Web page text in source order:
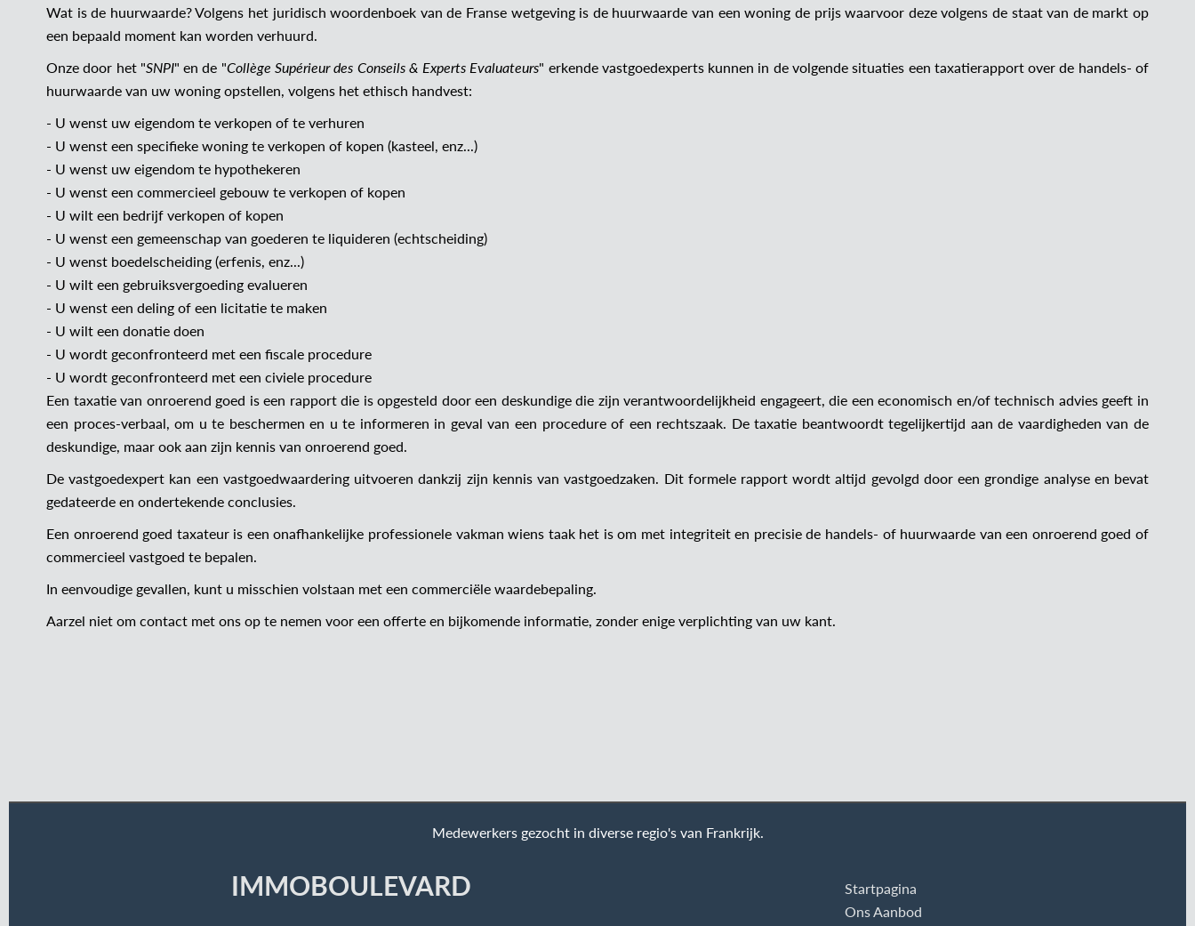
Wat is de huurwaarde? Volgens het juridisch woordenboek van de Franse wetgeving is de huurwaarde van een woning de prijs waarvoor deze volgens de staat van de markt op
een bepaald moment kan worden verhuurd.
Onze door het "SNPI" en de "Collège Supérieur des Conseils & Experts Evaluateurs" erkende vastgoedexperts kunnen in de volgende situaties een taxatierapport over de handels- of
huurwaarde van uw woning opstellen, volgens het ethisch handvest:
- U wenst uw eigendom te verkopen of te verhuren
- U wenst een specifieke woning te verkopen of kopen (kasteel, enz...)
- U wenst uw eigendom te hypothekeren
- U wenst een commercieel gebouw te verkopen of kopen
- U wilt een bedrijf verkopen of kopen
- U wenst een gemeenschap van goederen te liquideren (echtscheiding)
- U wenst boedelscheiding (erfenis, enz...)
- U wilt een gebruiksvergoeding evalueren
- U wenst een deling of een licitatie te maken
- U wilt een donatie doen
- U wordt geconfronteerd met een fiscale procedure
- U wordt geconfronteerd met een civiele procedure
Een taxatie van onroerend goed is een rapport die is opgesteld door een deskundige die zijn verantwoordelijkheid engageert, die een economisch en/of technisch advies geeft in
een proces-verbaal, om u te beschermen en u te informeren in geval van een procedure of een rechtszaak. De taxatie beantwoordt tegelijkertijd aan de vaardigheden van de
deskundige, maar ook aan zijn kennis van onroerend goed.
De vastgoedexpert kan een vastgoedwaardering uitvoeren dankzij zijn kennis van vastgoedzaken. Dit formele rapport wordt altijd gevolgd door een grondige analyse en bevat
gedateerde en ondertekende conclusies.
Een onroerend goed taxateur is een onafhankelijke professionele vakman wiens taak het is om met integriteit en precisie de handels- of huurwaarde van een onroerend goed of
commercieel vastgoed te bepalen.
In eenvoudige gevallen, kunt u misschien volstaan met een commerciële waardebepaling.
Aarzel niet om contact met ons op te nemen voor een offerte en bijkomende informatie, zonder enige verplichting van uw kant.
Medewerkers gezocht in diverse regio's van Frankrijk.
IMMOBOULEVARD
Startpagina
Ons Aanbod